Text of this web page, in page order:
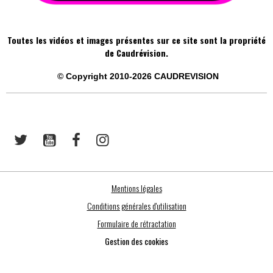
Toutes les vidéos et images présentes sur ce site sont la propriété
de Caudrévision.
© Copyright 2010-2026 CAUDREVISION
Mentions légales
Conditions générales d'utilisation
Formulaire de rétractation
Gestion des cookies